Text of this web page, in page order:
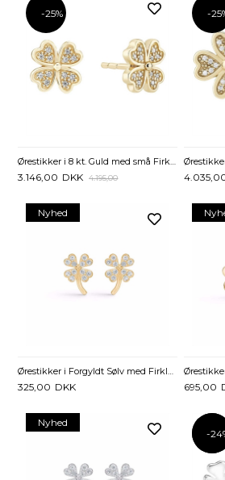
-25%
3.146,00 DKK 4.195,00
-
Nyhed
Ørestikker i Forgyldt Sølv med Firkløver og Zirkonia
325,00 DKK 695,00
Nyhed
-
-